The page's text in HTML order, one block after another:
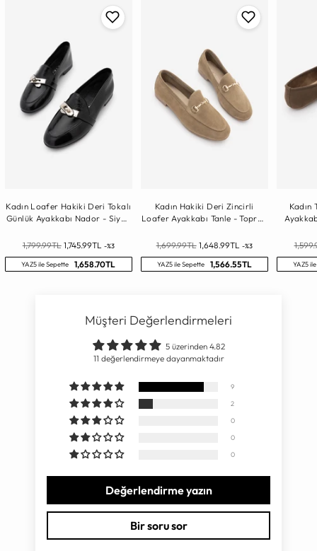
Kadın Loafer Hakiki Deri Tokalı
Günlük Ayakkabı Nador - Siyah
Normal
Fiyat
1,799.99TL 1,745.99TL -%3
YAZ5 ile Sepette 1,658.70TL
Kadın Hakiki Deri Zincirli
Loafer Ayakkabı Tanle - Toprak
Normal
Fiyat
1,699.99TL 1,648.99TL -%3
YAZ5 ile Sepette 1,566.55TL
Kadın
Fiyat
YAZ5
Müşteri Değerlendirmeleri
5 üzerinden 4.82
11 değerlendirmeye dayanmaktadır
9
2
0
0
0
Değerlendirme yazın
Bir soru sor